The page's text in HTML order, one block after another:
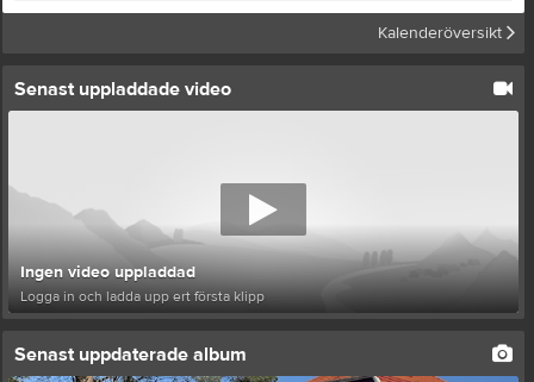
Kalenderöversikt
Senast uppladdade video
Ingen video uppladdad
Logga in och ladda upp ert första klipp
Senast uppdaterade album